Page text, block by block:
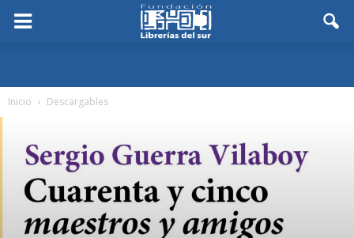
Inicio Descargables